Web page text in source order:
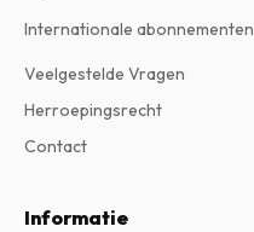
Internationale abonnementen
Veelgestelde Vragen
Herroepingsrecht
Contact
Informatie